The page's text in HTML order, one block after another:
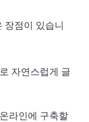
장점이 있습니
자연스럽게 글
라인에 구축할